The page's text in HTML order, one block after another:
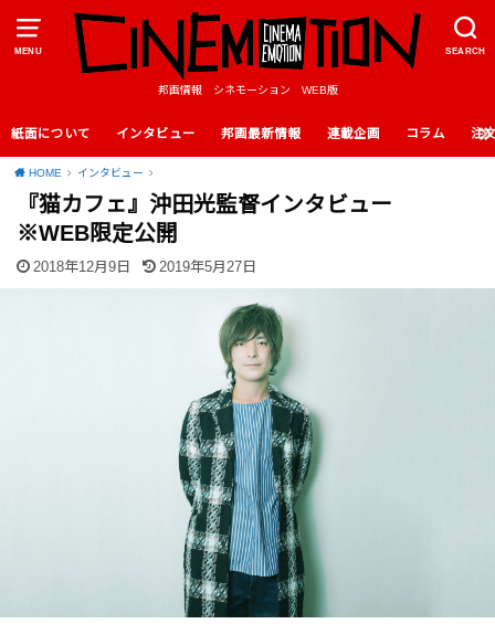
MENU SEARCH
邦画情報 シネモーション WEB版
紙面について インタビュー 邦画最新情報 連載企画 コラム 注
HOME インタビュー
『猫カフェ』沖田光監督インタビュー
※WEB限定公開
2018年12月9日 2019年5月27日